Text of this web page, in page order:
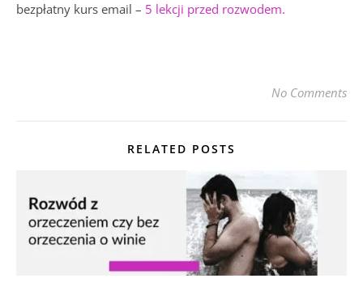
bezpłatny kurs email – 5 lekcji przed rozwodem.
No Comments
RELATED POSTS